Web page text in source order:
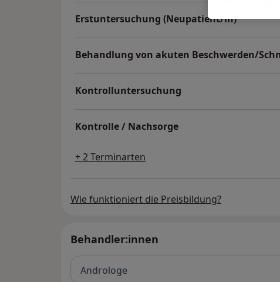
Erstuntersuchung (Neupatient/in)
Behandlung von akuten Beschwerden/
Kontrolluntersuchung
Kontrolle / Nachsorge
+ 2 Terminarten
Wie funktioniert die Preisbildung?
Behandler:innen
Androloge